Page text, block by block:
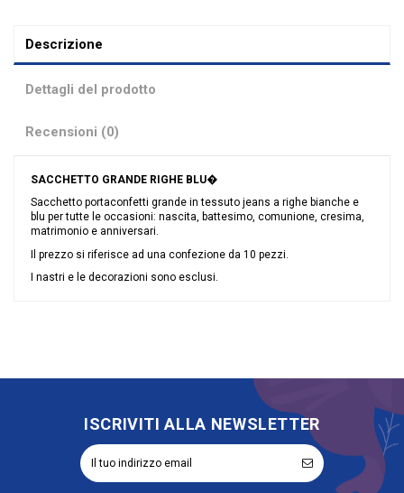
Descrizione
Dettagli del prodotto
Recensioni (0)
SACCHETTO GRANDE RIGHE BLU�
Sacchetto portaconfetti grande in tessuto jeans a righe bianche e
blu per tutte le occasioni: nascita, battesimo, comunione, cresima,
matrimonio e anniversari.
Il prezzo si riferisce ad una confezione da 10 pezzi.
I nastri e le decorazioni sono esclusi.
ISCRIVITI ALLA NEWSLETTER